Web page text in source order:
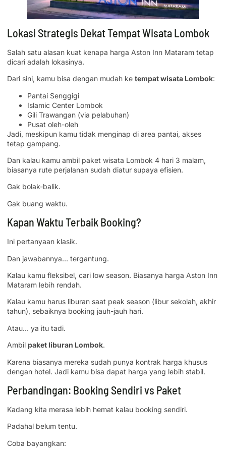
Lokasi Strategis Dekat Tempat Wisata Lombok
Salah satu alasan kuat kenapa harga Aston Inn Mataram tetap
dicari adalah lokasinya.
Dari sini, kamu bisa dengan mudah ke tempat wisata Lombok:
Pantai Senggigi
Islamic Center Lombok
Gili Trawangan (via pelabuhan)
Pusat oleh-oleh
Jadi, meskipun kamu tidak menginap di area pantai, akses
tetap gampang.
Dan kalau kamu ambil paket wisata Lombok 4 hari 3 malam,
biasanya rute perjalanan sudah diatur supaya efisien.
Gak bolak-balik.
Gak buang waktu.
Kapan Waktu Terbaik Booking?
Ini pertanyaan klasik.
Dan jawabannya… tergantung.
Kalau kamu fleksibel, cari low season. Biasanya harga Aston Inn
Mataram lebih rendah.
Kalau kamu harus liburan saat peak season (libur sekolah, akhir
tahun), sebaiknya booking jauh-jauh hari.
Atau… ya itu tadi.
Ambil paket liburan Lombok.
Karena biasanya mereka sudah punya kontrak harga khusus
dengan hotel. Jadi kamu bisa dapat harga yang lebih stabil.
Perbandingan: Booking Sendiri vs Paket
Kadang kita merasa lebih hemat kalau booking sendiri.
Padahal belum tentu.
Coba bayangkan: